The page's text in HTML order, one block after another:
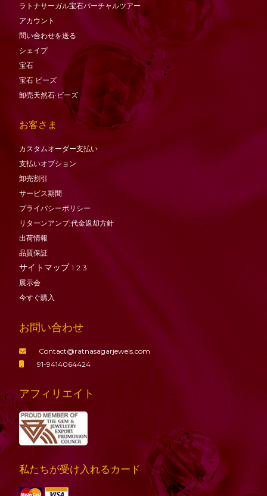
ラトナサーガル宝石バーチャ​​ルツアー
アカウント
問い合わせを送る
シェイプ
宝石
宝石 ビーズ
卸売天然石·ビーズ
お客さま
カスタムオーダー支払い
支払いオプション
卸売割引
サービス期間
プライバシーポリシー
リターンアンプ;代金返却方針
出荷情報
品質保証
サイトマップ 1 2 3
展示会
今すぐ購入
お問い合わせ
Contact@ratnasagarjewels.com
91-9414064424
アフィリエイト
私たちが受け入れるカード